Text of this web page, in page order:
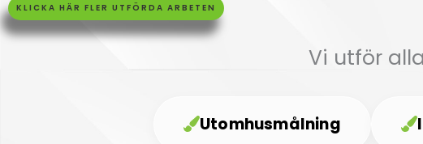
Klicka här
KLICKA HÄR FLER UTFÖRDA ARBETEN
Vi utför
Utomhusmålning